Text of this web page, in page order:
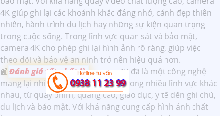
4K giúp ghi lại các khoảnh khắc đáng nhớ, cảnh đẹp thiên
nhiên, hành trình du lịch hay những sự kiện quan trọng
trong cuộc sống. Trong lĩnh vực quan sát và bảo mật,
camera 4K cho phép ghi lại hình ảnh rõ ràng, giúp việc
theo dõi và bảo vệ an ninh trở nên hiệu quả hơn.
📰Đánh giá tốt nhất làcamera 4K đã là một công nghệ
mang lại nhiều ứng dụng thực tế trong nhiều lĩnh vực khác
nhau, từ quay phim, quảng cáo, giáo dục, y tế đến ghi chú,
du lịch và bảo mật. Với khả năng cung cấp hình ảnh chất